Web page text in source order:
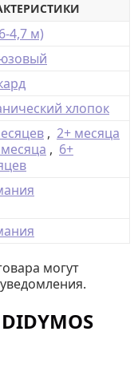
4,7 м)
хлопок
, 2+ месяца
, 6+
могут